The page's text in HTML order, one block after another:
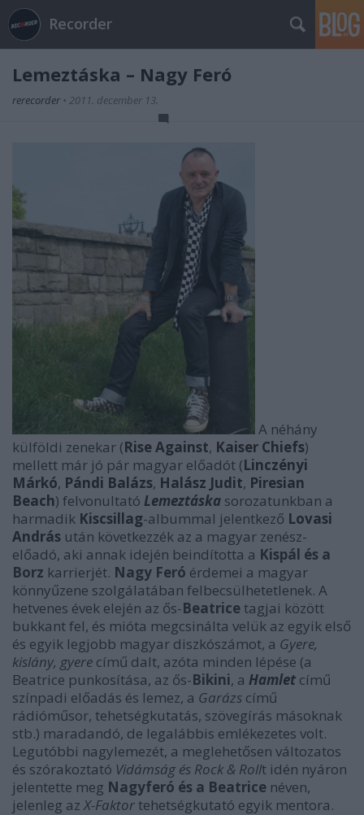
Recorder
Lemeztáska – Nagy Feró
rerecorder • 2011. december 13.
A néhány
külföldi zenekar (Rise Against, Kaiser Chiefs)
mellett már jó pár magyar előadót (Linczényi
Márkó, Pándi Balázs, Halász Judit, Piresian
Beach) felvonultató Lemeztáska sorozatunkban a
harmadik Kiscsillag-albummal jelentkező Lovasi
András után következzék az a magyar zenész-
előadó, aki annak idején beindította a Kispál és a
Borz karrierjét. Nagy Feró érdemei a magyar
könnyűzene szolgálatában felbecsülhetetlenek. A
hetvenes évek elején az ős-Beatrice tagjai között
bukkant fel, és mióta megcsinálta velük az egyik első
és egyik legjobb magyar diszkószámot, a Gyere,
kislány, gyere című dalt, azóta minden lépése (a
Beatrice punkosítása, az ős-Bikini, a Hamlet című
színpadi előadás és lemez, a Garázs című
rádióműsor, tehetségkutatás, szövegírás másoknak
stb.) maradandó, de legalábbis emlékezetes volt.
Legutóbbi nagylemezét, a meglehetősen változatos
és szórakoztató Vidámság és Rock & Rollt idén nyáron
jelentette meg Nagyferó és a Beatrice néven,
jelenleg azX-Faktor tehetségkutató egyik mentora.